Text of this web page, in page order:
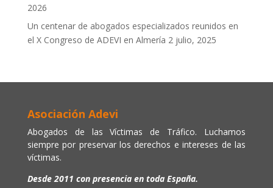
2026
Un centenar de abogados especializados reunidos en
el X Congreso de ADEVI en Almería 2 julio, 2025
Asociación Adevi
Abogados de las Víctimas de Tráfico. Luchamos
siempre por preservar los derechos e intereses de las
víctimas.
Desde 2011 con presencia en toda España.